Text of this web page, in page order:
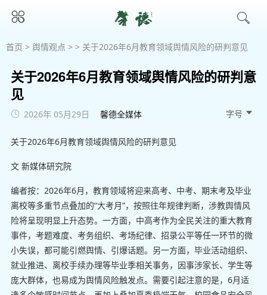
首页 > 舆情观点 > > 关于2026年6月教育领域舆情风险的研判意见
关于2026年6月教育领域舆情风险的研判意
见
2026年 05月29日 馨德全媒体 字号
关于2026年6月教育领域舆情风险的研判意见
文 新媒体研究院
编者按：2026年6月，教育领域将迎来高考、中考、期末考及毕业
离校等多重节点叠加的“大考月”，按照往年规律判断，涉教舆情风
险将呈现明显上升态势。一方面，中高考作为全民关注的重大教育
事件，考题难度、考务组织、考场纪律、招录公平等任一环节的微
小失误，都可能引燃舆情、引爆话题。另一方面，毕业活动组织、
就业推进、离校手续办理等毕业季相关事务，因事涉家长、学生等
庞大群体，也易成为舆情风险触发点。需要引起注意的是，6月适